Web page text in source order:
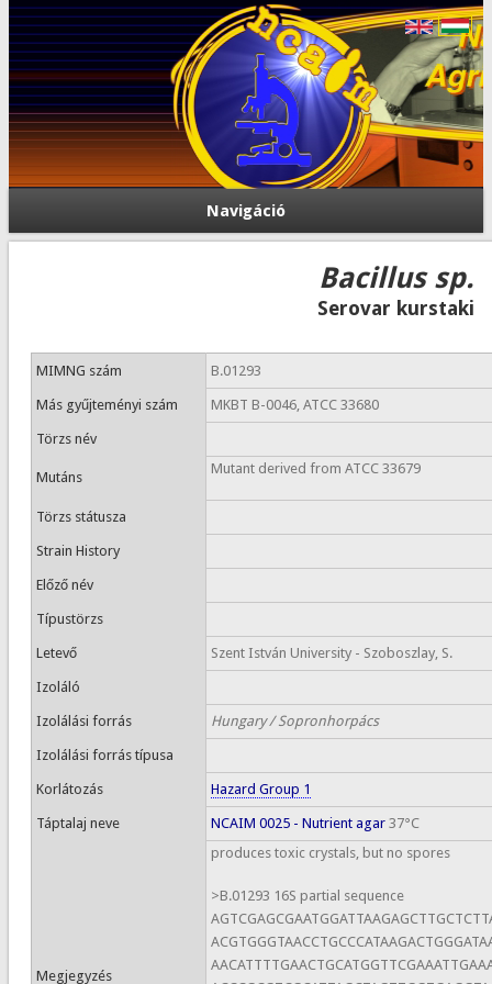
Navigáció
Bacillus sp.
Serovar kurstaki
MIMNG szám B.01293
Más gyűjteményi szám MKBT B-0046, ATCC 33680
Törzs név
Mutáns
Mutant derived from ATCC 33679
Törzs státusza
Strain History
Előző név
Típustörzs
Letevő Szent István University - Szoboszlay, S.
Izoláló
Izolálási forrás Hungary / Sopronhorpács
Izolálási forrás típusa
Korlátozás Hazard Group 1
Táptalaj neve NCAIM 0025 - Nutrient agar37°C
Megjegyzés
produces toxic crystals, but no spores
>B.01293 16S partial sequence